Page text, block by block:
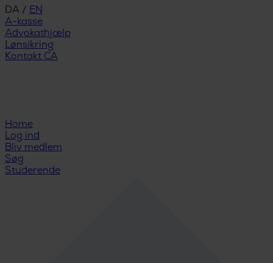
DA / EN
A-kasse
Advokathjælp
Lønsikring
Kontakt CA
Home
Log ind
Bliv medlem
Søg
Studerende